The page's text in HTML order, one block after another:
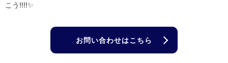
こう‼️‼️✨
お問い合わせはこちら